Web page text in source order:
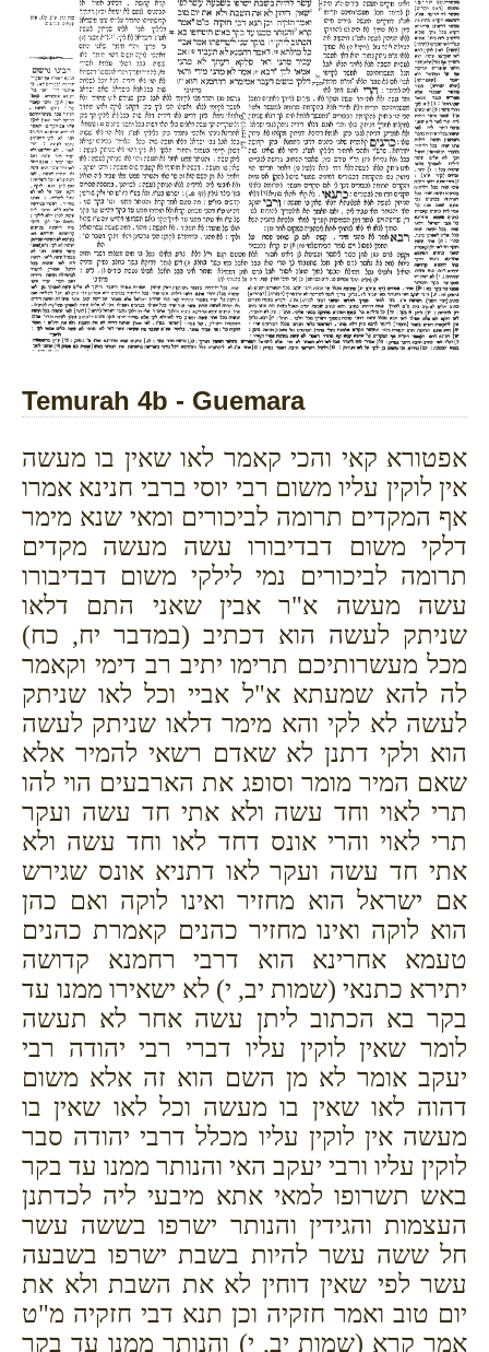
Temurah 4b - Guemara
אפטורא קאי והכי קאמר לאו שאין בו מעשה
אין לוקין עליו משום רבי יוסי ברבי חנינא אמרו
אף המקדים תרומה לביכורים ומאי שנא מימר
דלקי משום דבדיבורו עשה מעשה מקדים
תרומה לביכורים נמי לילקי משום דבדיבורו
עשה מעשה א"ר אבין שאני התם דלאו
שניתק לעשה הוא דכתיב (במדבר יח, כח)
מכל מעשרותיכם תרימו יתיב רב דימי וקאמר
לה להא שמעתא א"ל אביי וכל לאו שניתק
לעשה לא לקי והא מימר דלאו שניתק לעשה
הוא ולקי דתנן לא שאדם רשאי להמיר אלא
שאם המיר מומר וסופג את הארבעים הוי להו
תרי לאוי וחד עשה ולא אתי חד עשה ועקר
תרי לאוי והרי אונס דחד לאו וחד עשה ולא
אתי חד עשה ועקר לאו דתניא אונס שגירש
אם ישראל הוא מחזיר ואינו לוקה ואם כהן
הוא לוקה ואינו מחזיר כהנים קאמרת כהנים
טעמא אחרינא הוא דרבי רחמנא קדושה
יתירא כתנאי (שמות יב, י) לא ישאירו ממנו עד
בקר בא הכתוב ליתן עשה אחר לא תעשה
לומר שאין לוקין עליו דברי רבי יהודה רבי
יעקב אומר לא מן השם הוא זה אלא משום
דהוה לאו שאין בו מעשה וכל לאו שאין בו
מעשה אין לוקין עליו מכלל דרבי יהודה סבר
לוקין עליו ורבי יעקב האי והנותר ממנו עד בקר
באש תשרופו למאי אתא מיבעי ליה לכדתנן
העצמות והגידין והנותר ישרפו בששה עשר
חל ששה עשר להיות בשבת ישרפו בשבעה
עשר לפי שאין דוחין לא את השבת ולא את
יום טוב ואמר חזקיה וכן תנא דבי חזקיה מ"ט
אמר קרא (שמות יב, י) והנותר ממנו עד בקר